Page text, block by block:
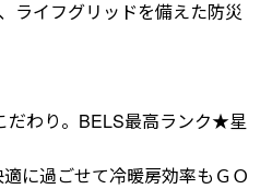
ライフグリッドを備えた防災
だわり。BELS最高ランク★星
に過ごせて冷暖房効率もＧＯ